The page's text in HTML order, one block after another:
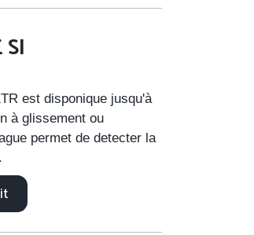
est disponique jusqu'à
à glissement ou
permet de detecter la